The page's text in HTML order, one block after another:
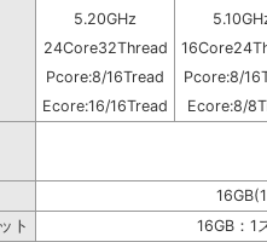
5.20GHz
24Core32Thread
Pcore:8/16Tread
Pcore:8/
Ecore:16/16Tread
Ecore:8/
ト
16GB：1